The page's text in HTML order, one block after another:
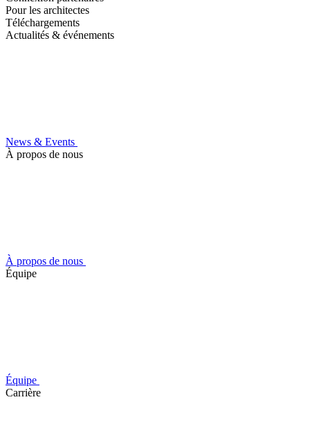
Pour les architectes
Téléchargements
Actualités & événements
News & Events
À propos de nous
À propos de nous
Équipe
Équipe
Carrière